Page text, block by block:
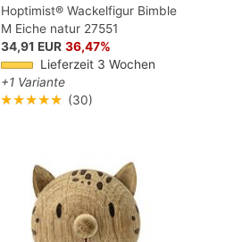
Hoptimist® Wackelfigur Bimble
M Eiche natur 27551
34,91 EUR 36,47%
Lieferzeit 3 Wochen
+1 Variante
★★★★★ (30)